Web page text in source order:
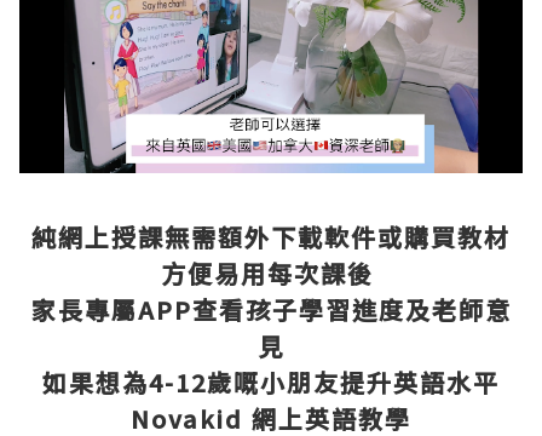
純網上授課無需額外下載軟件或購買教材
方便易用每次課後
家長專屬APP查看孩子學習進度及老師意
見
如果想為4-12歲嘅小朋友提升英語水平
Novakid 網上英語教學